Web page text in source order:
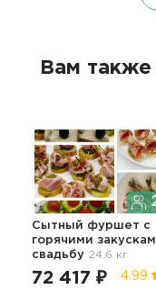
Вам
Сытный фуршет с
горячими
свадьбу 24.6 кг
72 417 ₽ 4.99